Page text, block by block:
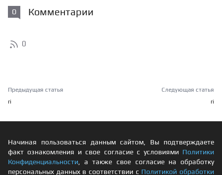
0 Комментарии
0
Предыдущая статья
ri
Следующая статья
ri
Начиная пользоваться данным сайтом, Вы подтверждаете
факт ознакомления и свое согласие с условиями Политики
Конфиденциальности, а также свое согласие на обработку
персональных данных в соответствии с Политикой обработки